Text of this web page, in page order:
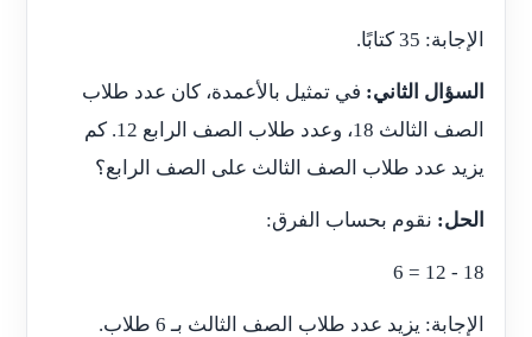
الإجابة: 35 كتابًا.
السؤال الثاني:في تمثيل بالأعمدة، كان عدد طلاب
الصف الثالث 18، وعدد طلاب الصف الرابع 12. كم
يزيد عدد طلاب الصف الثالث على الصف الرابع؟
الحل:نقوم بحساب الفرق:
18 - 12 = 6
الإجابة: يزيد عدد طلاب الصف الثالث بـ 6 طلاب.